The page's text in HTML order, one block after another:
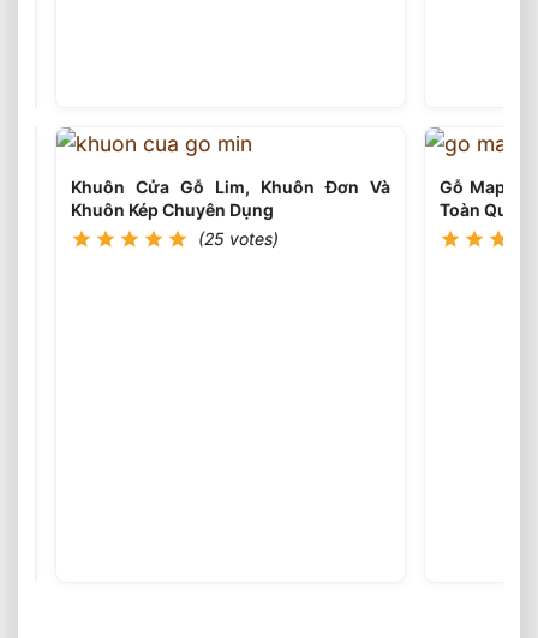
Phi
Cao
2026
Nội
Khuôn Cửa Gỗ Lim, Khuôn Đơn Và
Khuôn Kép Chuyên Dụng
(25 votes)
Gỗ Maple
Toàn Quốc